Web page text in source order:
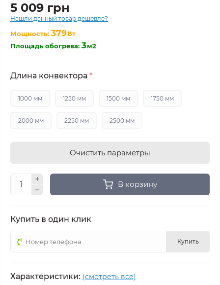
5 009 грн
Нашли данный товар дешевле?
Мощность: 379Вт
Площадь обогрева: 3м2
Длина конвектора *
1000 мм 1250 мм 1500 мм 1750 мм
2000 мм 2250 мм 2500 мм
Очистить параметры
В корзину
Купить в один клик
Купить
Характеристики: (смотреть все)